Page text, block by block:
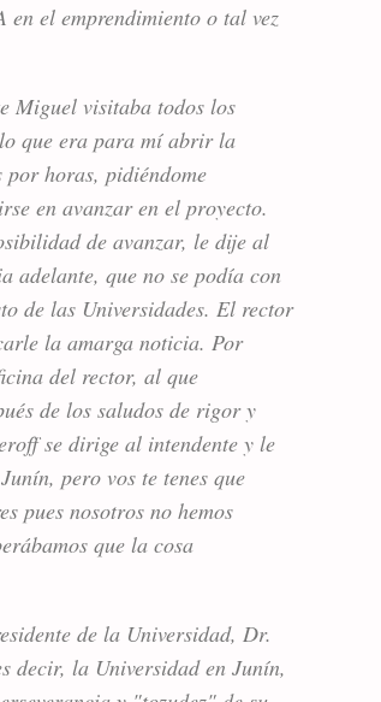
en el emprendimiento o tal vez
Miguel visitaba todos los
que era para mí abrir la
por horas, pidiéndome
en avanzar en el proyecto.
de avanzar, le dije al
adelante, que no se podía con
de las Universidades. El rector
la amarga noticia. Por
del rector, al que
de los saludos de rigor y
se dirige al intendente y le
pero vos te tenes que
pues nosotros no hemos
que la cosa
de la Universidad, Dr.
decir, la Universidad en Junín,